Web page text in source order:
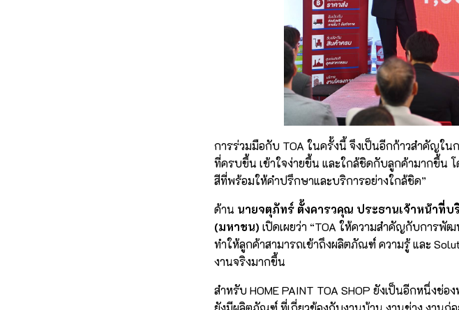
การร่วมมือกับ TOA ในครั้งนี้ จึงเป็นอีกก้าวสำคัญใน
ที่ครบขึ้น เข้าใจง่ายขึ้น และใกล้ชิดกับลูกค้ามากขึ้น
สีที่พร้อมให้คำปรึกษาและบริการอย่างใกล้ชิด”
ด้าน นายจตุภัทร์ ตั้งคารวคุณ ประธานเจ้าหน้าที่บ
(มหาชน) เปิดเผยว่า “TOA ให้ความสำคัญกับการพั
ทำให้ลูกค้าสามารถเข้าถึงผลิตภัณฑ์ ความรู้ และ
งานจริงมากขึ้น
สำหรับ HOME PAINT TOA SHOP ยังเป็นอีกหนึ่งช่